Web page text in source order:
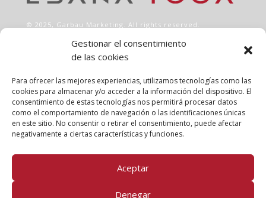
Gestionar el consentimiento
de las cookies
Para ofrecer las mejores experiencias, utilizamos tecnologías como las
cookies para almacenar y/o acceder a la información del dispositivo. El
consentimiento de estas tecnologías nos permitirá procesar datos
como el comportamiento de navegación o las identificaciones únicas
en este sitio. No consentir o retirar el consentimiento, puede afectar
negativamente a ciertas características y funciones.
Aceptar
Denegar
© 2025, Garbau Marketing. All rights reserved.
INFO
Aviso legal
Política de privacidad
Política de cookies
Clases
Talleres
FOLLOW US!